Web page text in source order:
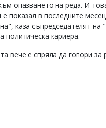
опазването на реда. И
показал в последните
каза съпредседателят
политическа кариера.
вече е спряла да говори